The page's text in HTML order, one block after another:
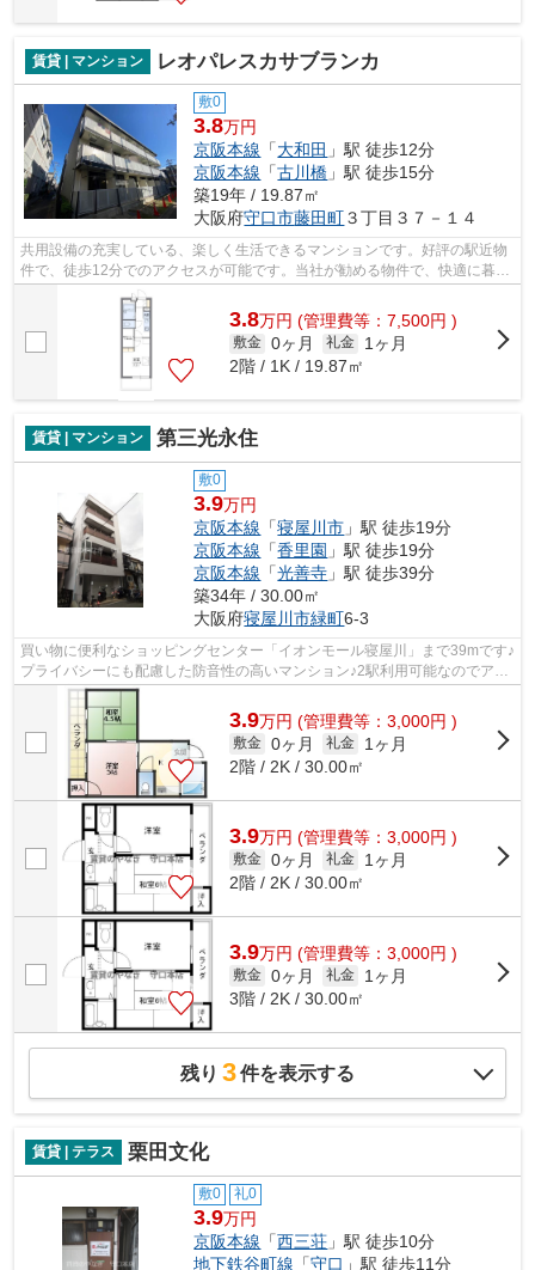
賃貸 | マンション レオパレスカサブランカ
敷0
3.8万円
京阪本線 「大和田 」駅 徒歩12分
京阪本線 「古川橋 」駅 徒歩15分
築19年 / 19.87㎡
大阪府守口市藤田町３丁目３７－１４
共用設備の充実している、楽しく生活できるマンションです。好評の駅近物
件で、徒歩12分でのアクセスが可能です。当社が勧める物件で、快適に暮ら
しませんか？数多くの物件の中でも、...
3.8万円 (管理費等：7,500円 )
敷金 0ヶ月 礼金
1ヶ月
2階 / 1K / 19.87㎡
賃貸 | マンション 第三光永住
敷0
3.9万円
京阪本線 「寝屋川市 」駅 徒歩19分
京阪本線 「香里園 」駅 徒歩19分
京阪本線 「光善寺 」駅 徒歩39分
築34年 / 30.00㎡
大阪府寝屋川市緑町6-3
買い物に便利なショッピングセンター「イオンモール寝屋川」まで39mです♪
プライバシーにも配慮した防音性の高いマンション♪2駅利用可能なのでアク
セスが良く、魅力的なマンションです♪...
3.9万円 (管理費等：3,000円 )
敷金 0ヶ月 礼金
1ヶ月
2階 / 2K / 30.00㎡
3.9万円 (管理費等：3,000円 )
敷金 0ヶ月 礼金
1ヶ月
2階 / 2K / 30.00㎡
3.9万円 (管理費等：3,000円 )
敷金 0ヶ月 礼金
1ヶ月
3階 / 2K / 30.00㎡
残り 3件を表示する
賃貸 | テラス 栗田文化
敷0 礼0
3.9万円
京阪本線 「西三荘 」駅 徒歩10分
地下鉄谷町線 「守口 」駅 徒歩11分